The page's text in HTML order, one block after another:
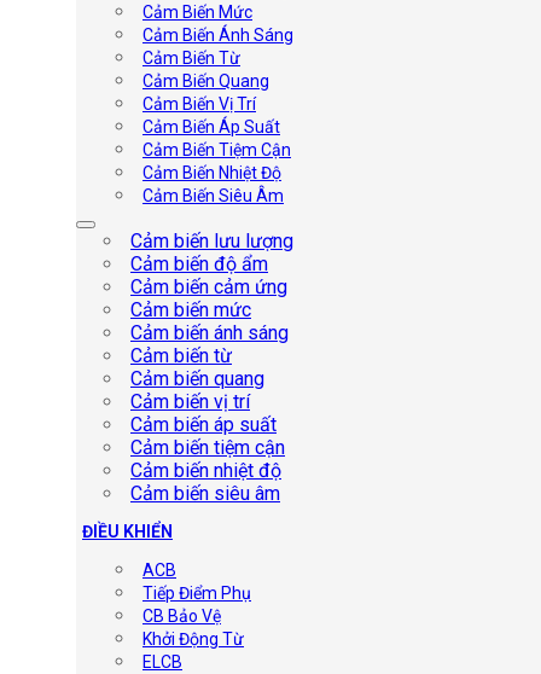
Cảm Biến Mức
Cảm Biến Ánh Sáng
Cảm Biến Từ
Cảm Biến Quang
Cảm Biến Vị Trí
Cảm Biến Áp Suất
Cảm Biến Tiệm Cận
Cảm Biến Nhiệt Độ
Cảm Biến Siêu Âm
Cảm biến lưu lượng
Cảm biến độ ẩm
Cảm biến cảm ứng
Cảm biến mức
Cảm biến ánh sáng
Cảm biến từ
Cảm biến quang
Cảm biến vị trí
Cảm biến áp suất
Cảm biến tiệm cận
Cảm biến nhiệt độ
Cảm biến siêu âm
ĐIỀU KHIỂN
ACB
Tiếp Điểm Phụ
CB Bảo Vệ
Khởi Động Từ
ELCB